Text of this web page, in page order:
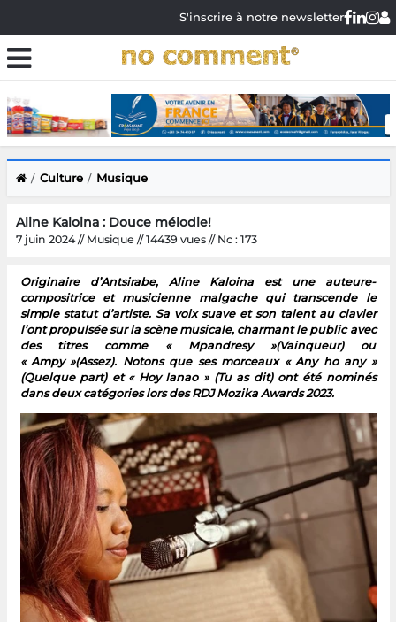
S'inscrire à notre newsletter
Culture Musique
Aline Kaloina : Douce mélodie!
7 juin 2024 // Musique // 14439 vues // Nc : 173
Originaire d’Antsirabe, Aline Kaloina est une auteure-
compositrice et musicienne malgache qui transcende le
simple statut d’artiste. Sa voix suave et son talent au clavier
l’ont propulsée sur la scène musicale, charmant le public avec
des titres comme « Mpandresy »(Vainqueur) ou
« Ampy »(Assez). Notons que ses morceaux « Any ho any »
(Quelque part) et « Hoy Ianao » (Tu as dit) ont été nominés
dans deux catégories lors des RDJ Mozika Awards 2023.